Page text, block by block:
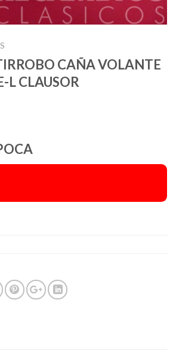
CAÑA VOLANTE
L CLAUSOR